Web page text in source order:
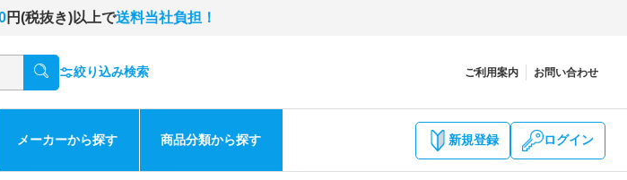
円(税抜き)以上で送料当社負担！
絞り込み検索 ご利用案内 お問い合わせ
メーカーから探す 商品分類から探す 新規登録 ログイン